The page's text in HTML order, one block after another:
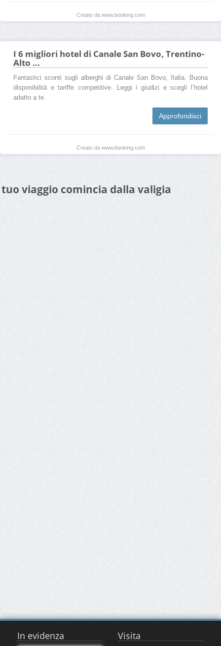
Creato da www.booking.com
I 6 migliori hotel di Canale San Bovo, Trentino-
Alto ...
Fantastici sconti sugli alberghi di Canale San Bovo, Italia. Buona
disponibilità e tariffe competitive. Leggi i giudizi e scegli l’hotel
adatto a te.
Approfondisci
Creato da www.booking.com
viaggio comincia dalla valigia
In evidenza Visita